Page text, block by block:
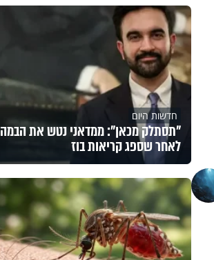
חדשות היום
"תסתלק מכאן": ממדאני נטש את הבמה
לאחר שספג קריאות בוז